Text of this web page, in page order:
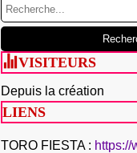
VISITEURS
Depuis la création
LIENS
TORO FIESTA : https://